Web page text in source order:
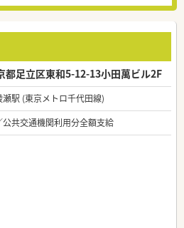
都足立区東和5-12-13小田萬ビル2F
瀬駅 (東京メトロ千代田線)
公共交通機関利用分全額支給